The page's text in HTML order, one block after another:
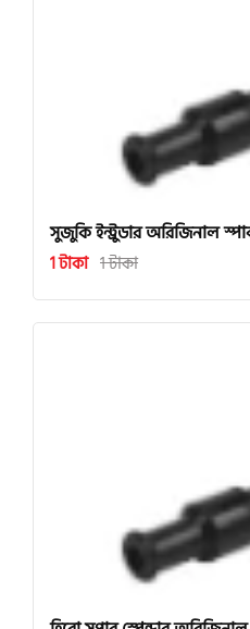
সুজুকি ইন্ট্রুডার অরিজিনাল
1 টাকা 1 টাকা